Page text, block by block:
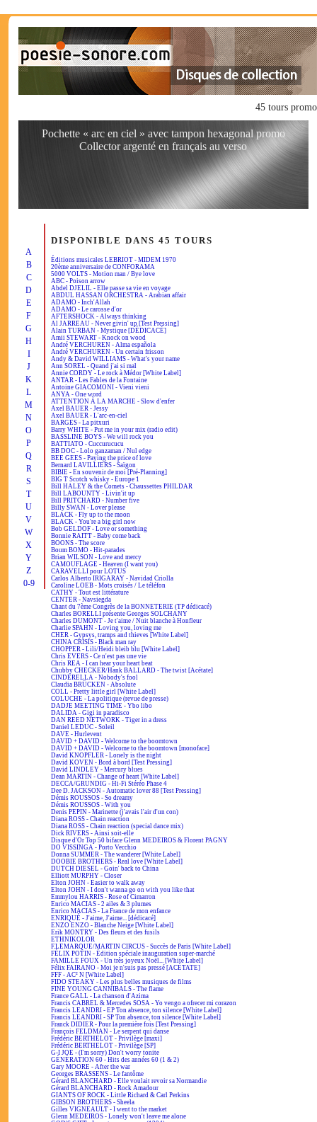
45 tours
Pochette « arc en ciel » avec tampon hexagonal promo
Collector argenté en français au verso
A
B
C
D
E
F
G
H
I
J
K
L
M
N
O
P
Q
R
S
T
U
V
W
X
Y
Z
0-9
DISPONIBLE DANS 45 TOURS
Éditions musicales LEBRIOT - MIDEM 1970
20ème anniversaire de CONFORAMA
5000 VOLTS - Motion man / Bye love
ABC - Poison arrow
Abdel DJELIL - Elle passe sa vie en voyage
ABDUL HASSAN ORCHESTRA - Arabian affair
ADAMO - Inch'Allah
ADAMO - Le carosse d'or
AFTERSHOCK - Always thinking
Al JARREAU - Never givin' up [Test Pressing]
Alain TURBAN - Mystique [DÉDICACÉ]
Amii STEWART - Knock on wood
André VERCHUREN - Alma española
André VERCHUREN - Un certain frisson
Andy & David WILLIAMS - What's your name
Ann SOREL - Quand j'ai si mal
Annie CORDY - Le rock à Médor [White Label]
ANTAR - Les Fables de la Fontaine
Antoine GIACOMONI - Vieni vieni
ANYA - One word
ATTENTION À LA MARCHE - Slow d'enfer
Axel BAUER - Jessy
Axel BAUER - L'arc-en-ciel
BARGES - La pitxuri
Barry WHITE - Put me in your mix (radio edit)
BASSLINE BOYS - We will rock you
BATTIATO - Cuccurucucu
BB DOC - Lolo ganzaman / Nul edge
BEE GEES - Paying the price of love
Bernard LAVILLIERS - Saïgon
BIBIE - En souvenir de moi [Pré-Planning]
BIG T Scotch whisky - Europe 1
Bill HALEY & the Comets - Chaussettes PHILDAR
Bill LABOUNTY - Livin'it up
Bill PRITCHARD - Number five
Billy SWAN - Lover please
BLACK - Fly up to the moon
BLACK - You're a big girl now
Bob GELDOF - Love or something
Bonnie RAITT - Baby come back
BOONS - The score
Boum BOMO - Hit-parades
Brian WILSON - Love and mercy
CAMOUFLAGE - Heaven (I want you)
CARAVELLI pour LOTUS
Carlos Alberto IRIGARAY - Navidad Criolla
Caroline LOEB - Mots croisés / Le téléfon
CATHY - Tout est littérature
CENTER - Navsiegda
Chant du 7ème Congrès de la BONNETERIE (TP dédicacé)
Charles BORELLI présente Georges SOLCHANY
Charles DUMONT - Je t'aime / Nuit blanche à Honfleur
Charlie SPAHN - Loving you, loving me
CHER - Gypsys, tramps and thieves [White Label]
CHINA CRISIS - Black man ray
CHOPPER - Lili/Heidi bleib blu [White Label]
Chris EVERS - Ce n'est pas une vie
Chris REA - I can hear your heart beat
Chubby CHECKER/Hank BALLARD - The twist [Acétate]
CINDERELLA - Nobody's fool
Claudia BRÜCKEN - Absolute
COLL - Pretty little girl [White Label]
COLUCHE - La politique (revue de presse)
DADJE MEETING TIME - Ybo libo
DALIDA - Gigi in paradisco
DAN REED NETWORK - Tiger in a dress
Daniel LEDUC - Soleil
DAVE - Hurlevent
DAVID + DAVID - Welcome to the boomtown
DAVID + DAVID - Welcome to the boomtown [monoface]
David KNOPFLER - Lonely is the night
David KOVEN - Bord à bord [Test Pressing]
David LINDLEY - Mercury blues
Dean MARTIN - Change of heart [White Label]
DECCA/GRUNDIG - Hi-Fi Stéréo Phase 4
Dee D. JACKSON - Automatic lover 88 [Test Pressing]
Démis ROUSSOS - So dreamy
Démis ROUSSOS - With you
Denis PEPIN - Marinette (j'avais l'air d'un con)
Diana ROSS - Chain reaction
Diana ROSS - Chain reaction (special dance mix)
Dick RIVERS - Ainsi soit-elle
Disque d'Or Top 50 biface Glenn MEDEIROS & Florent PAGNY
DO VISSINGA - Porto Vecchio
Donna SUMMER - The wanderer [White Label]
DOOBIE BROTHERS - Real love [White Label]
DUTCH DIESEL - Goin' back to China
Elliott MURPHY - Closer
Elton JOHN - Easier to walk away
Elton JOHN - I don't wanna go on with you like that
Emmylou HARRIS - Rose of Cimarron
Enrico MACIAS - 2 ailes & 3 plumes
Enrico MACIAS - La France de mon enfance
ENRIQUÉ - J'aime, J'aime... [dédicacé]
ENZO ENZO - Blanche Neige [White Label]
Erik MONTRY - Des fleurs et des fusils
ETHNIKOLOR
F.LEMARQUE/MARTIN CIRCUS - Succès de Paris [White Label]
FÉLIX POTIN - Édition spéciale inauguration super-marché
FAMILLE FOUX - Un très joyeux Noël... [White Label]
Félix FAIRANO - Moi je n'suis pas pressé [ACÉTATE]
FFF - AC² N [White Label]
FIDO STEAKY - Les plus belles musiques de films
FINE YOUNG CANNIBALS - The flame
France GALL - La chanson d'Azima
Francis CABREL & Mercedes SOSA - Yo vengo a ofrecer mi corazon
Francis LEANDRI - EP Ton absence, ton silence [White Label]
Francis LEANDRI - SP Ton absence, ton silence [White Label]
Franck DIDIER - Pour la première fois [Test Pressing]
François FELDMAN - Le serpent qui danse
Frédéric BERTHELOT - Privilège [maxi]
Frédéric BERTHELOT - Privilège [SP]
G-I JOE - (I'm sorry) Don't worry tonite
GÉNÉRATION 60 - Hits des années 60 (1 & 2)
Gary MOORE - After the war
Georges BRASSENS - Le fantôme
Gérard BLANCHARD - Elle voulait revoir sa Normandie
Gérard BLANCHARD - Rock Amadour
GIANTS OF ROCK - Little Richard & Carl Perkins
GIBSON BROTHERS - Sheela
Gilles VIGNEAULT - I went to the market
Glenn MEDEIROS - Lonely won't leave me alone